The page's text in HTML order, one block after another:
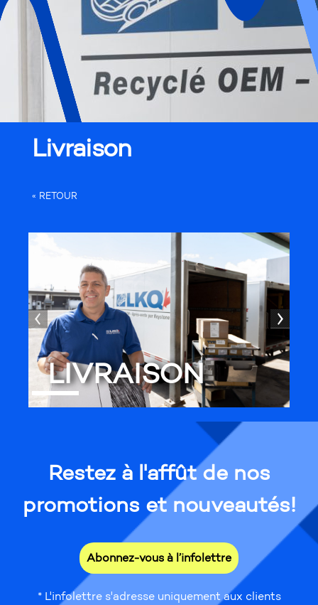
LIVRAISON
Livraison
« RETOUR
Restez à l'affût de nos
promotions et nouveautés!
Abonnez-vous à l’infolettre
* L'infolettre s'adresse uniquement aux clients